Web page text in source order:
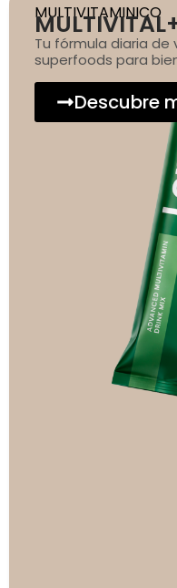
MULTIVITAMINICO
Tu fórmula diaria
superfoods para
Descubre